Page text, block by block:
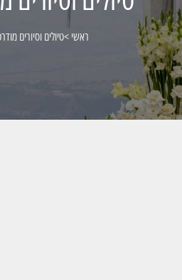
ראשי>טיולים וסיורים